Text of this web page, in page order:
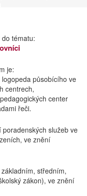
tématu:
je:
působícího ve
centrech,
center
řeči.
služeb ve
ve znění
středním,
zákon), ve znění